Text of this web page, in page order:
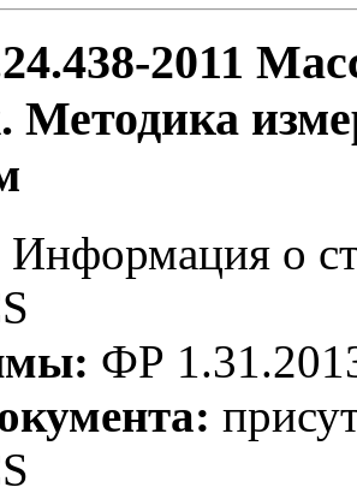
2011
Методика
Информация о
ФР